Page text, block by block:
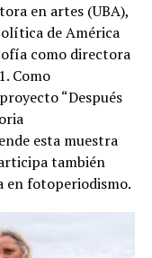
en artes (UBA),
de América
como directora
Como
“Después
esta muestra
también
en fotoperiodismo.